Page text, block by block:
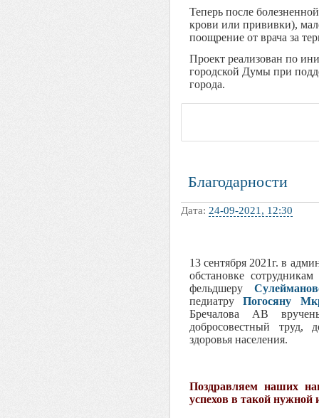
Теперь после
крови или прививки),
поощрение от врача за
Проект реализован по
городской Думы при
города.
Благодарности
Дата: 24-09-2021, 12:30
13 сентября 2021г. в
обстановке
фельдшеру
педиатруПогосяну
Бречалова АВ
добросовестный труд,
здоровья населения.
Поздравляем наших
успехов в такой нужной